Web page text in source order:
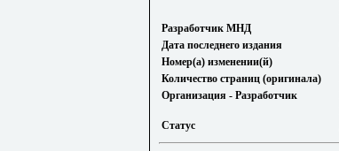
Разработчик МНД
Дата последнего издания
Номер(а) изменении(й)
Количество страниц (оригинала)
Организация - Разработчик
Статус